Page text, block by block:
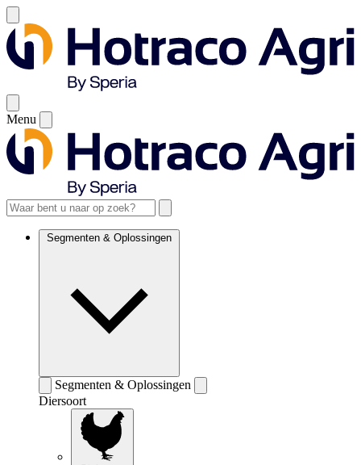
Menu
Segmenten & Oplossingen
Segmenten & Oplossingen
Diersoort